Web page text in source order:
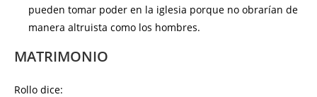
pueden tomar poder en la iglesia porque no obrarían de
manera altruista como los hombres.
MATRIMONIO
Rollo dice: